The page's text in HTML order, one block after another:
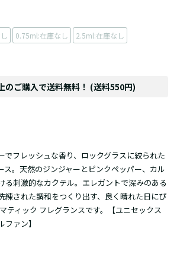
0.75ml:在庫なし 2.5ml:在庫なし
のご購入で送料無料！ (送料550円)
でフレッシュな香り、ロックグラスに絞られた
ス。天然のジンジャーとピンクペッパー、カル
る刺激的なカクテル。エレガントで深みのある
練された調和をつくり出す、良く晴れた日にぴ
ティック フレグランスです。【ユニセックス
ァン】